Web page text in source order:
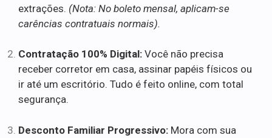
extrações. (Nota: No boleto mensal, aplicam-se
carências contratuais normais).
Contratação 100% Digital: Você não precisa
receber corretor em casa, assinar papéis físicos ou
ir até um escritório. Tudo é feito online, com total
segurança.
Desconto Familiar Progressivo: Mora com sua